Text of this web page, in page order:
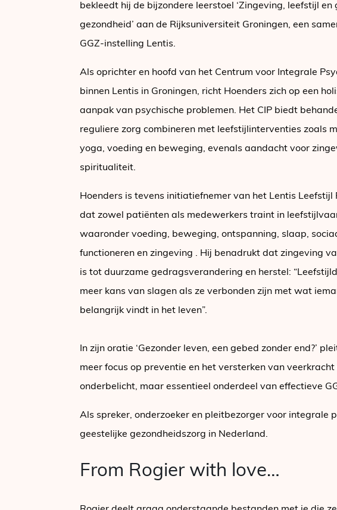
bekleedt hij de bijzondere leerstoel ‘Zingeving, leefstijl en
gezondheid’ aan de Rijksuniversiteit Groningen, een
GGZ-instelling Lentis.
Als oprichter en hoofd van het Centrum voor Integrale
binnen Lentis in Groningen, richt Hoenders zich op een
aanpak van psychische problemen. Het CIP biedt
reguliere zorg combineren met leefstijlinterventies zoals
yoga, voeding en beweging, evenals aandacht voor
spiritualiteit.
Hoenders is tevens initiatiefnemer van het Lentis Leefstijl
dat zowel patiënten als medewerkers traint in
waaronder voeding, beweging, ontspanning, slaap,
functioneren en zingeving . Hij benadrukt dat zingeving
is tot duurzame gedragsverandering en herstel:
meer kans van slagen als ze verbonden zijn met wat
belangrijk vindt in het leven”.
In zijn oratie ‘Gezonder leven, een gebed zonder end?’
meer focus op preventie en het versterken van
onderbelicht, maar essentieel onderdeel van effectieve
Als spreker, onderzoeker en pleitbezorger voor integrale
geestelijke gezondheidszorg in Nederland.
From Rogier with love…